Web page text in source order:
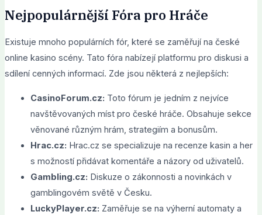
Nejpopulárnější Fóra pro Hráče
Existuje mnoho populárních fór, které se zaměřují na české
online kasino scény. Tato fóra nabízejí platformu pro diskusi a
sdílení cenných informací. Zde jsou některá z nejlepších:
CasinoForum.cz: Toto fórum je jedním z nejvíce
navštěvovaných míst pro české hráče. Obsahuje sekce
věnované různým hrám, strategiím a bonusům.
Hrac.cz: Hrac.cz se specializuje na recenze kasin a her
s možností přidávat komentáře a názory od uživatelů.
Gambling.cz: Diskuze o zákonnosti a novinkách v
gamblingovém světě v Česku.
LuckyPlayer.cz: Zaměřuje se na výherní automaty a